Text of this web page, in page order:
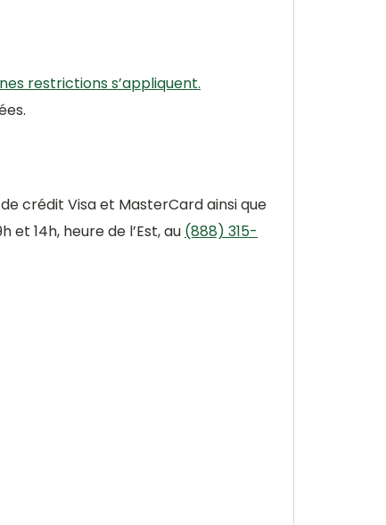
restrictions s’appliquent.
crédit Visa et MasterCard ainsi que
14h, heure de l’Est, au (888) 315-